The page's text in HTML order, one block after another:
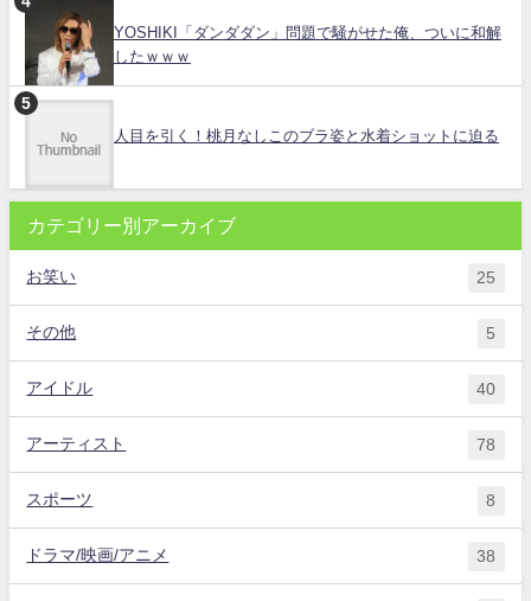
YOSHIKI「ダンダダン」問題で騒がせた俺、ついに和解
したｗｗｗ
人目を引く！桃月なしこのブラ姿と水着ショットに迫る
カテゴリー別アーカイブ
お笑い 25
その他 5
アイドル 40
アーティスト 78
スポーツ 8
ドラマ/映画/アニメ 38